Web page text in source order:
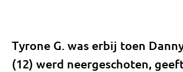
Tyrone G. was erbij toen
(12) werd neergeschoten,